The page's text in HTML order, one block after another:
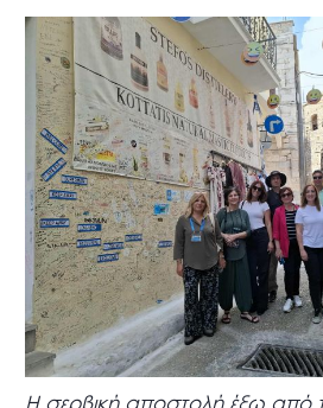
Η σερβική αποστολή έξω από